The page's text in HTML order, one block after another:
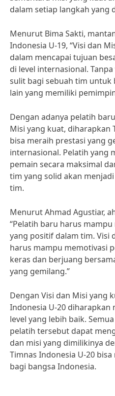
dalam setiap langkah yang
Menurut Bima Sakti,
Indonesia U-19, “Visi dan
dalam mencapai tujuan
di level internasional.
sulit bagi sebuah tim
lain yang memiliki
Dengan adanya pelatih
Misi yang kuat, diharapkan
bisa meraih prestasi yang
internasional. Pelatih yang
pemain secara maksimal
tim yang solid akan
tim.
Menurut Ahmad Agustiar,
“Pelatih baru harus
yang positif dalam tim. Visi
harus mampu memotivasi
keras dan berjuang
yang gemilang.”
Dengan Visi dan Misi yang
Indonesia U-20
level yang lebih baik.
pelatih tersebut dapat
dan misi yang dimilikinya
Timnas Indonesia U-20
bagi bangsa Indonesia.